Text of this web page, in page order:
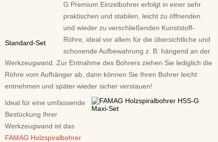
Standard-Set
G Premium Einzelbohrer erfolgt in einer sehr
praktischen und stabilen, leicht zu öffnenden
und wieder zu verschließenden Kunststoff-
Röhre, ideal vor allem für die übersichtliche und
schonende Aufbewahrung z. B. hängend an der
Werkzeugwand. Zur Entnahme des Bohrers ziehen Sie lediglich die
Röhre vom Aufhänger ab, dann können Sie Ihren Bohrer leicht
entnehmen und später wieder sicher verstauen!
Ideal für eine umfassende
Bestückung Ihrer
Werkzeugwand ist das
FAMAG Holzspiralbohrer